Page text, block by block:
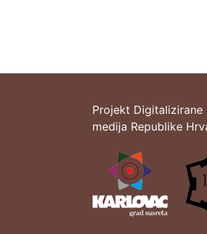
Projekt Digitalizirane
medija Republike